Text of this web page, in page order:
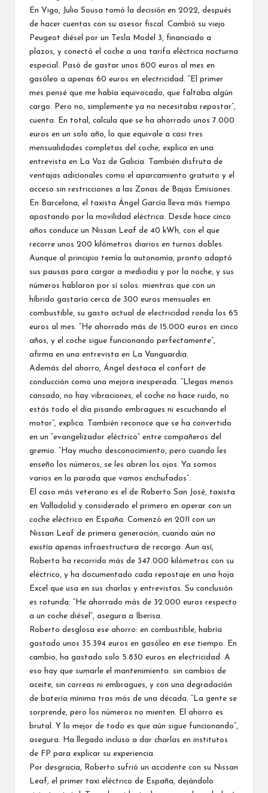
En Vigo, Julio Sousa tomó la decisión en 2022, después
de hacer cuentas con su asesor fiscal. Cambió su viejo
Peugeot diésel por un Tesla Model 3, financiado a
plazos, y conectó el coche a una tarifa eléctrica nocturna
especial. Pasó de gastar unos 600 euros al mes en
gasóleo a apenas 60 euros en electricidad. “El primer
mes pensé que me había equivocado, que faltaba algún
cargo. Pero no, simplemente ya no necesitaba repostar”,
cuenta. En total, calcula que se ha ahorrado unos 7.000
euros en un solo año, lo que equivale a casi tres
mensualidades completas del coche, explica en una
entrevista en La Voz de Galicia. También disfruta de
ventajas adicionales como el aparcamiento gratuito y el
acceso sin restricciones a las Zonas de Bajas Emisiones.
En Barcelona, el taxista Ángel García lleva más tiempo
apostando por la movilidad eléctrica. Desde hace cinco
años conduce un Nissan Leaf de 40 kWh, con el que
recorre unos 200 kilómetros diarios en turnos dobles.
Aunque al principio temía la autonomía, pronto adaptó
sus pausas para cargar a mediodía y por la noche, y sus
números hablaron por sí solos: mientras que con un
híbrido gastaría cerca de 300 euros mensuales en
combustible, su gasto actual de electricidad ronda los 65
euros al mes. “He ahorrado más de 15.000 euros en cinco
años, y el coche sigue funcionando perfectamente”,
afirma en una entrevista en La Vanguardia.
Además del ahorro, Ángel destaca el confort de
conducción como una mejora inesperada. “Llegas menos
cansado, no hay vibraciones, el coche no hace ruido, no
estás todo el día pisando embragues ni escuchando el
motor”, explica. También reconoce que se ha convertido
en un “evangelizador eléctrico” entre compañeros del
gremio. “Hay mucho desconocimiento, pero cuando les
enseño los números, se les abren los ojos. Ya somos
varios en la parada que vamos enchufados”.
El caso más veterano es el de Roberto San José, taxista
en Valladolid y considerado el primero en operar con un
coche eléctrico en España. Comenzó en 2011 con un
Nissan Leaf de primera generación, cuando aún no
existía apenas infraestructura de recarga. Aun así,
Roberto ha recorrido más de 347.000 kilómetros con su
eléctrico, y ha documentado cada repostaje en una hoja
Excel que usa en sus charlas y entrevistas. Su conclusión
es rotunda: “He ahorrado más de 32.000 euros respecto
a un coche diésel”, asegura a Iberisa.
Roberto desglosa ese ahorro: en combustible, habría
gastado unos 35.394 euros en gasóleo en ese tiempo. En
cambio, ha gastado solo 5.830 euros en electricidad. A
eso hay que sumarle el mantenimiento: sin cambios de
aceite, sin correas ni embragues, y con una degradación
de batería mínima tras más de una década. “La gente se
sorprende, pero los números no mienten. El ahorro es
brutal. Y lo mejor de todo es que aún sigue funcionando”,
asegura. Ha llegado incluso a dar charlas en institutos
de FP para explicar su experiencia.
Por desgracia, Roberto sufrió un accidente con su Nissan
Leaf, el primer taxi eléctrico de España, dejándolo